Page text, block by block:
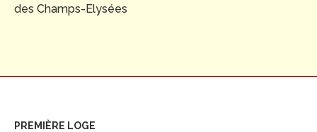
des Champs-Elysées
PREMIÈRE LOGE